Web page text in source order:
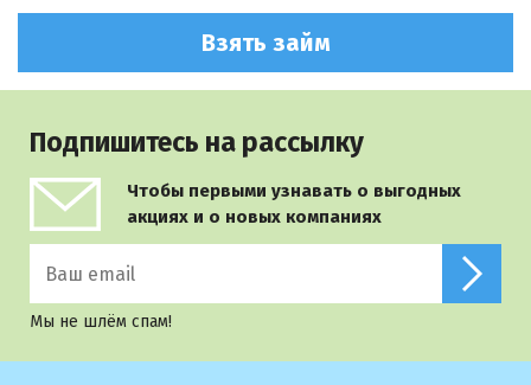
Взять займ
Подпишитесь на рассылку
Чтобы первыми узнавать о выгодных
акциях и о новых компаниях
Мы не шлём спам!